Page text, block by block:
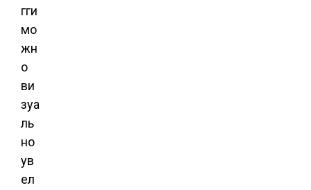
гги
мо
жн
о
ви
зуа
ль
но
ув
ел